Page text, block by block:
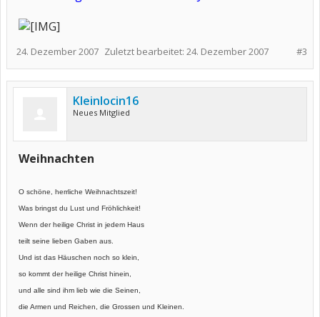
#3
24. Dezember 2007 Zuletzt bearbeitet: 24. Dezember 2007
Kleinlocin16
Neues Mitglied
Weihnachten
O schöne, herrliche Weihnachtszeit!
Was bringst du Lust und Fröhlichkeit!
Wenn der heilige Christ in jedem Haus
teilt seine lieben Gaben aus.
Und ist das Häuschen noch so klein,
so kommt der heilige Christ hinein,
und alle sind ihm lieb wie die Seinen,
die Armen und Reichen, die Grossen und Kleinen.